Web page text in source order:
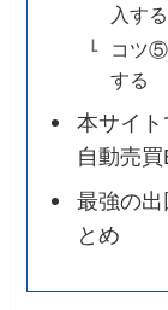
入す
コツ⑤
する
本サイ
自動売
最強の出
とめ